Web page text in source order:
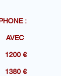
:
€
€